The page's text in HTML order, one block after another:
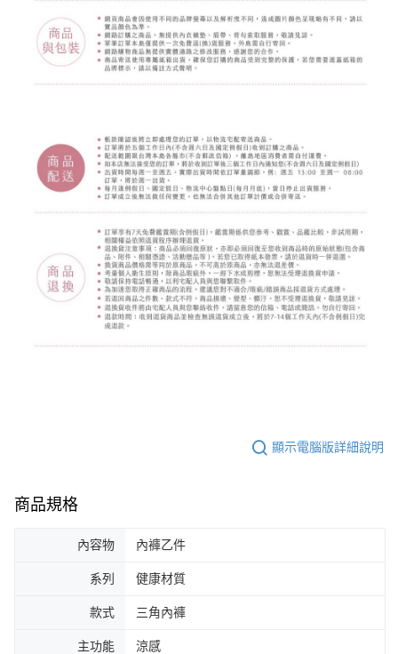
顯示電腦版詳細說明
商品規格
內容物 內褲乙件
系列 健康材質
款式 三角內褲
主功能 涼感